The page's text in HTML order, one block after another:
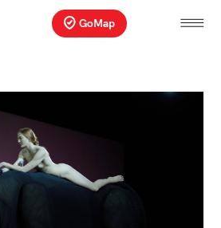
GoMap